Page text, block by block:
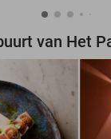
van Het